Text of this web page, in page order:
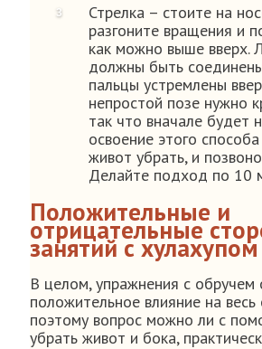
Стрелка – стоите на
разгоните вращения и
как можно выше вверх.
должны быть
пальцы устремлены
непростой позе нужно
так что вначале будет
освоение этого
живот убрать, и
Делайте подход по 10
Положительные и
отрицательные
занятий с хулахупом
В целом, упражнения с обручем
положительное влияние на весь
поэтому вопрос можно ли с
убрать живот и бока,